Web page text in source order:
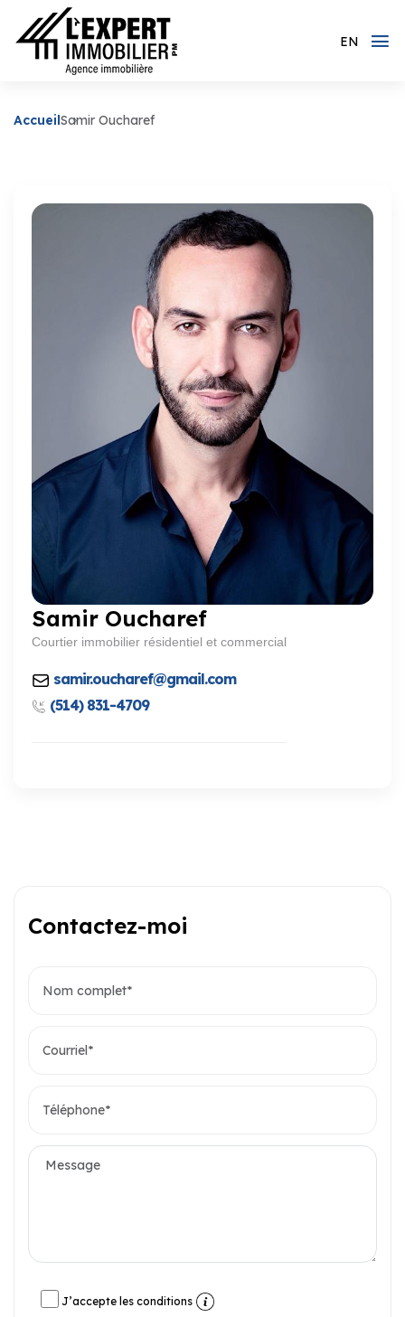
EN
AccueilSamir Oucharef
Samir Oucharef
Courtier immobilier résidentiel et commercial
samir.oucharef@gmail.com
(514) 831-4709
Contactez-moi
J’accepte les conditions